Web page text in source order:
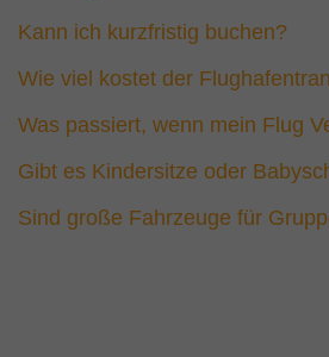
Kann ich kurzfristig buchen?
Wie viel kostet der
Was passiert, wenn mein Flug
Gibt es Kindersitze oder
Sind große Fahrzeuge für